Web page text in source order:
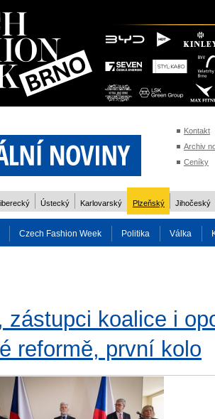
Kontakt
Archiv
Ceníky
Ústecký Karlovarský Plzeňský Jihočeský
Czech Fashion Week Politika Válka
zástupci koalice i
reformě, první kolo